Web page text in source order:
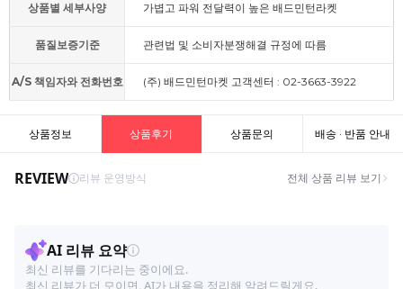
상품별 세부사양 가볍고 파워 전달력이 높은 배드민턴라켓
품질보증기준 관련법 및 소비자분쟁해결 규정에 따름
A/S 책임자와 전화번호 (주) 배드민턴마켓 고객센터 : 02-3663-3922
상품정보 상품후기 상품문의 배송 · 반품 안내